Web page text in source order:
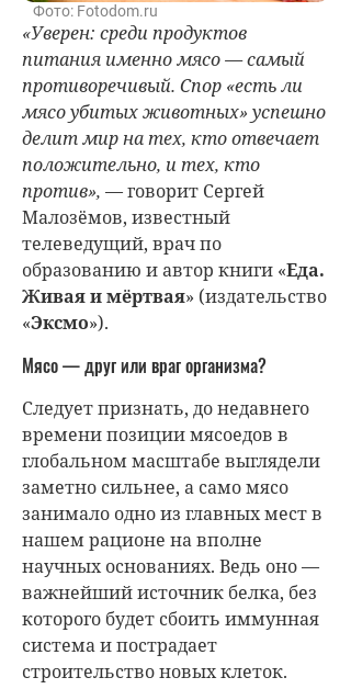
Фото: Fotodom.ru
«Уверен: среди продуктов
питания именно мясо — самый
противоречивый. Спор «есть ли
мясо убитых животных» успешно
делит мир на тех, кто отвечает
положительно, и тех, кто
против», — говорит Сергей
Малозёмов, известный
телеведущий, врач по
образованию и автор книги «Еда.
Живая и мёртвая» (издательство
«Эксмо»).
Мясо — друг или враг организма?
Следует признать, до недавнего
времени позиции мясоедов в
глобальном масштабе выглядели
заметно сильнее, а само мясо
занимало одно из главных мест в
нашем рационе на вполне
научных основаниях. Ведь оно —
важнейший источник белка, без
которого будет сбоить иммунная
система и пострадает
строительство новых клеток.